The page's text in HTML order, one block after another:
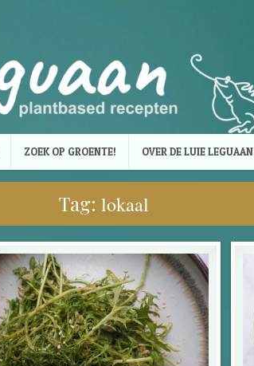
ZOEK OP GROENTE! OVER DE LUIE LEGUAAN
Tag: lokaal